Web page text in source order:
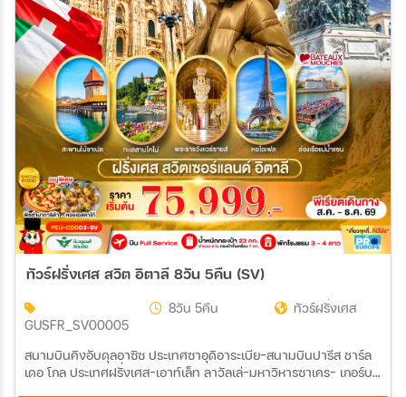
ทัวร์ฝรั่งเศส สวิต อิตาลี 8วัน 5คืน (SV)
GUSFR_SV00005
8วัน 5คืน ทัวร์ฝรั่งเศส
สนามบินคิงอับดุลอาซิซ ประเทศซาอุดิอาระเบีย–สนามบินปารีส ชาร์ล
เดอ โกล ประเทศฝรั่งเศส-เอาท์เล็ท ลาวัลเล่–มหาวิหารซาเคร- เกอร์บา